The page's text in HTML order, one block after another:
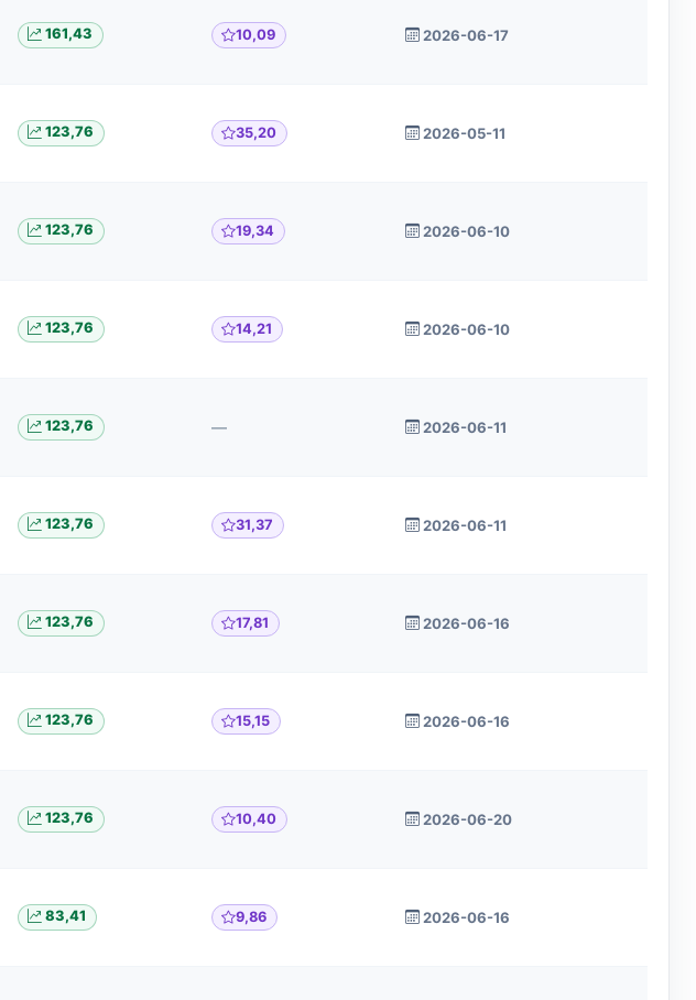
161,43 10,09 2026-06-17
123,76 35,20 2026-05-11
123,76 19,34 2026-06-10
123,76 14,21 2026-06-10
123,76 — 2026-06-11
123,76 31,37 2026-06-11
123,76 17,81 2026-06-16
123,76 15,15 2026-06-16
123,76 10,40 2026-06-20
83,41 9,86 2026-06-16